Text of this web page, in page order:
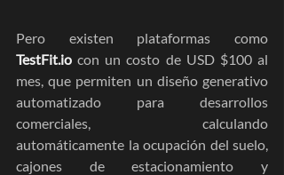
TestFit.io con un costo de USD $100 al
mes, que permiten un diseño generativo
automatizado para desarrollos
comerciales, calculando
automáticamente la ocupación del suelo,
cajones de estacionamiento y